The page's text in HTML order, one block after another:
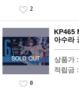
2
KP465
아수라
상품가 :
적립금 :
0